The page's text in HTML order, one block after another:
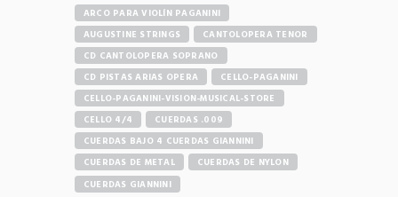
ARCO PARA VIOLÍN PAGANINI
AUGUSTINE STRINGS
CANTOLOPERA TENOR
CD CANTOLOPERA SOPRANO
CD PISTAS ARIAS OPERA
CELLO-PAGANINI
CELLO-PAGANINI-VISION-MUSICAL-STORE
CELLO 4/4
CUERDAS .009
CUERDAS BAJO 4 CUERDAS GIANNINI
CUERDAS DE METAL
CUERDAS DE NYLON
CUERDAS GIANNINI